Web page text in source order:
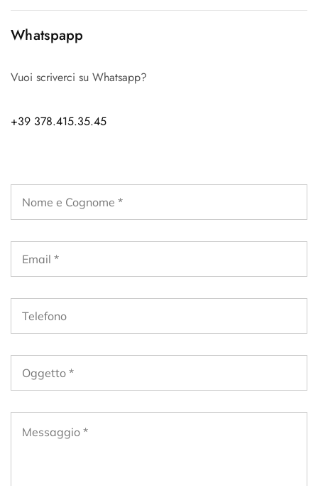
Whatspapp
Vuoi scriverci su Whatsapp?
+39 378.415.35.45